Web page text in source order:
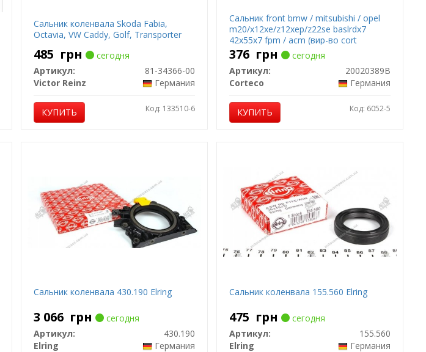
Сальник коленвала Skoda Fabia,
Octavia, VW Caddy, Golf, Transporter
485 грн
сегодня
Артикул:
81-34366-00
Victor Reinz
Германия
КУПИТЬ Код: 133510-6
Сальник front bmw / mitsubishi / opel
m20/x12xe/z12xep/z22se baslrdx7
42x55x7 fpm / acm (вир-во cort
376 грн
сегодня
Артикул:
20020389B
Corteco
Германия
КУПИТЬ Код: 6052-5
Сальник коленвала 430.190 Elring
3 066 грн
сегодня
Артикул:
430.190
Elring
Германия
Сальник коленвала 155.560 Elring
475 грн
сегодня
Артикул:
155.560
Elring
Германия